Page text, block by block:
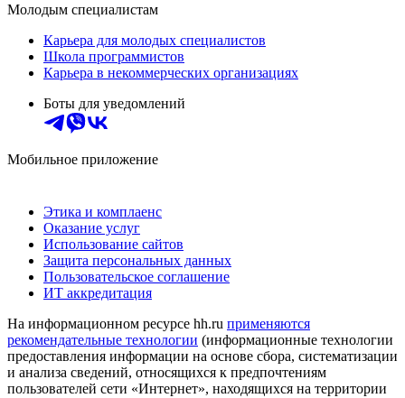
Молодым специалистам
Карьера для молодых специалистов
Школа программистов
Карьера в некоммерческих организациях
Боты для уведомлений
Мобильное приложение
Этика и комплаенс
Оказание услуг
Использование сайтов
Защита персональных данных
Пользовательское соглашение
ИТ аккредитация
На информационном ресурсе hh.ru применяются
рекомендательные технологии (информационные технологии
предоставления информации на основе сбора, систематизации
и анализа сведений, относящихся к предпочтениям
пользователей сети «Интернет», находящихся на территории